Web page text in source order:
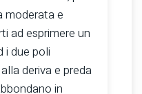
moderata e
ad esprimere un
i due poli
deriva e preda
in